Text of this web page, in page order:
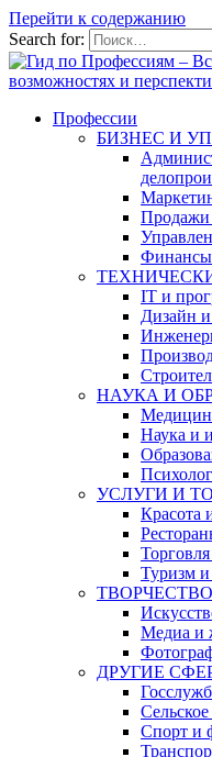
Перейти к содержанию
Search for:
Профессии
БИЗНЕС И
Продажи
Финансы
IT и
Дизайн
НАУКА И
Наука и
УСЛУГИ И
Красота
Туризм
Медиа и
ДРУГИЕ
Сельское
Спорт и